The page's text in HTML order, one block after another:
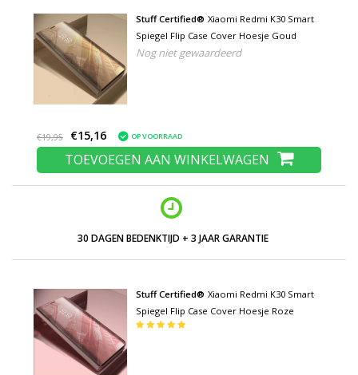
Stuff Certified® Xiaomi Redmi K30 Smart
Spiegel Flip Case Cover Hoesje Goud
Nog niet gewaardeerd
€19,95 €15,16 OP VOORRAAD
TOEVOEGEN AAN WINKELWAGEN
30 DAGEN BEDENKTIJD + 3 JAAR GARANTIE
Stuff Certified® Xiaomi Redmi K30 Smart
Spiegel Flip Case Cover Hoesje Roze